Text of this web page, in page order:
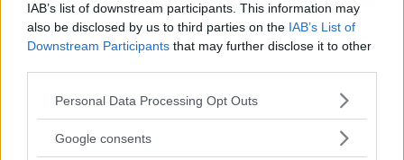
IAB’s list of downstream participants. This information may
also be disclosed by us to third parties on the IAB’s List of
Downstream Participants that may further disclose it to other
Please note that this website/app uses one or more Google
not limited to your visit or usage behaviour. You may click to
Personal Data Processing Opt Outs
Google consents